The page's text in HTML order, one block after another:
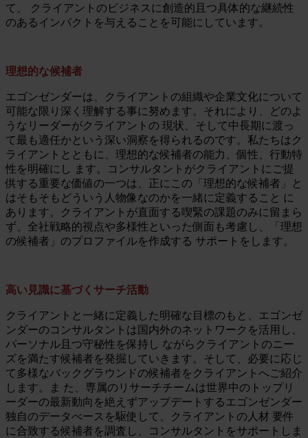
て、 クライアントのビジネスに創造的且つ具体的な継続性
のあるインパクトを与えることを可能にしています。
理想的な候補者
エゴンゼンダーは、クライアントの組織や企業文化について
可能な限り深く理解する事に努めます。それにより、どのよ
うなリーダーがクライアントの 現状、そして中長期に渡っ
て最も適任かという深い洞察を得られるのです。私たちはク
ライアントとともに、理想的な候補者の能力、個性、行動特
性を明確にし ます。コンサルタントがクライアントにご提
供する重要な価値の一つは、正にこの「理想的な候補者」と
はそもそもどういう人物像なのかを一緒に定義すること に
あります。クライアントが直面する喫緊の課題のみに留まら
ず、全社戦略的視点や多様性といった側面も考慮し、「理想
の候補者」のプロファイルを作成する サポートをします。
高い見識に基づくサーチ活動
クライアントと一緒に定義した明確な目標のもと、エゴンゼ
ンダーのコンサルタントは国内外のネットワークを活用し、
パーソナル且つ守秘性を保持し ながらクライアントのニー
ズを満たす候補者を発掘していきます。そして、必要に応じ
て多様なバックグラウンドの候補者をクライアントへご紹介
します。ま た、専属のリサーチチームは世界中のトップリ
ーダーの最新動向を絶えずアップデートするエゴンゼンダー
独自のデータべースを駆使して、クライアントの人材 要件
に合致する候補者を調査し、コンサルタントをサポートしま